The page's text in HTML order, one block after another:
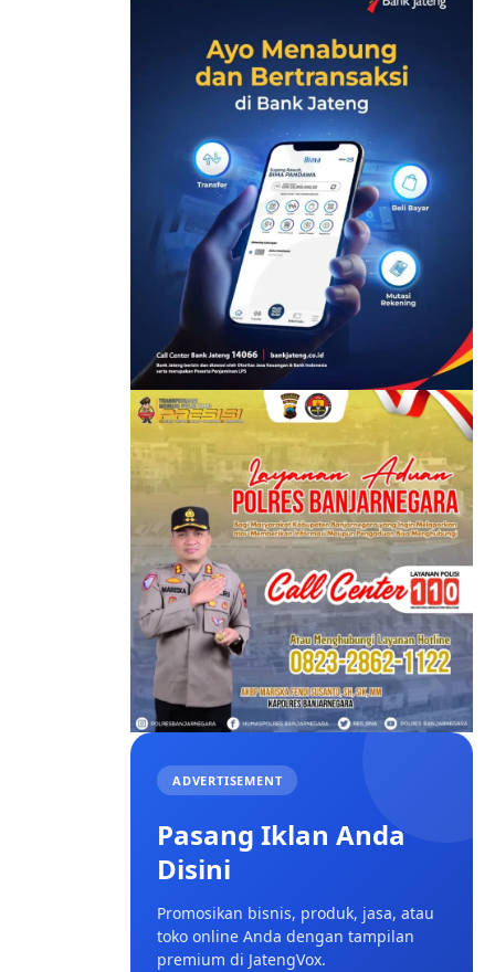
ADVERTISEMENT
Pasang Iklan Anda
Disini
Promosikan bisnis, produk, jasa, atau
toko online Anda dengan tampilan
premium di JatengVox.